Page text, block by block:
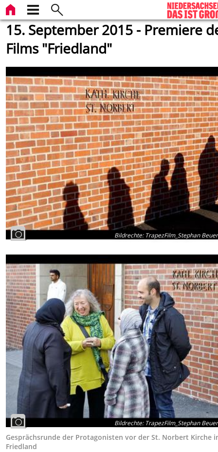
15. September 2015 - Premiere
Films "Friedland"
Bildrechte:TrapezFilm_Stephan
Bildrechte:TrapezFilm_Stephan
Gesprächsrunde der Protagonisten vor der St. Norbert Kirche
Friedland